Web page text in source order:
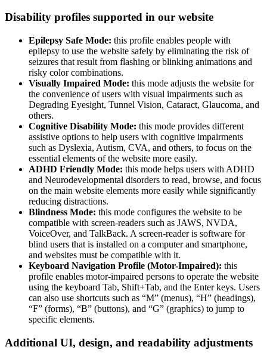
Disability profiles supported in our website
Epilepsy Safe Mode: this profile enables people with
epilepsy to use the website safely by eliminating the risk of
seizures that result from flashing or blinking animations and
risky color combinations.
Visually Impaired Mode: this mode adjusts the website for
the convenience of users with visual impairments such as
Degrading Eyesight, Tunnel Vision, Cataract, Glaucoma, and
others.
Cognitive Disability Mode: this mode provides different
assistive options to help users with cognitive impairments
such as Dyslexia, Autism, CVA, and others, to focus on the
essential elements of the website more easily.
ADHD Friendly Mode: this mode helps users with ADHD
and Neurodevelopmental disorders to read, browse, and focus
on the main website elements more easily while significantly
reducing distractions.
Blindness Mode: this mode configures the website to be
compatible with screen-readers such as JAWS, NVDA,
VoiceOver, and TalkBack. A screen-reader is software for
blind users that is installed on a computer and smartphone,
and websites must be compatible with it.
Keyboard Navigation Profile (Motor-Impaired): this
profile enables motor-impaired persons to operate the website
using the keyboard Tab, Shift+Tab, and the Enter keys. Users
can also use shortcuts such as “M” (menus), “H” (headings),
“F” (forms), “B” (buttons), and “G” (graphics) to jump to
specific elements.
Additional UI, design, and readability adjustments